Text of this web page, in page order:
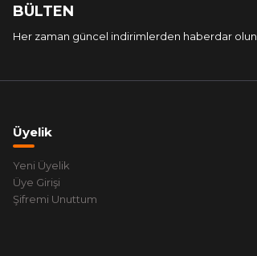
BÜLTEN
Her zaman güncel indirimlerden haberdar olun
Üyelik
Yeni Üyelik
Üye Girişi
Şifremi Unuttum